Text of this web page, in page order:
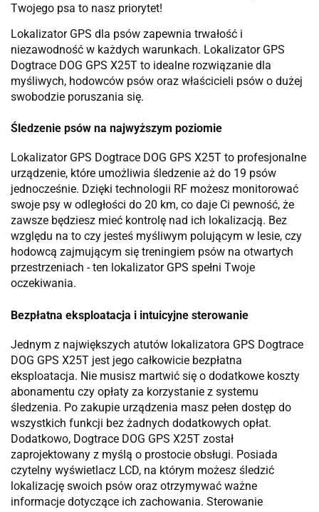
Twojego psa to nasz priorytet!
Lokalizator GPS dla psów zapewnia trwałość i
niezawodność w każdych warunkach. Lokalizator GPS
Dogtrace DOG GPS X25T to idealne rozwiązanie dla
myśliwych, hodowców psów oraz właścicieli psów o dużej
swobodzie poruszania się.
Śledzenie psów na najwyższym poziomie
Lokalizator GPS Dogtrace DOG GPS X25T to profesjonalne
urządzenie, które umożliwia śledzenie aż do 19 psów
jednocześnie. Dzięki technologii RF możesz monitorować
swoje psy w odległości do 20 km, co daje Ci pewność, że
zawsze będziesz mieć kontrolę nad ich lokalizacją. Bez
względu na to czy jesteś myśliwym polującym w lesie, czy
hodowcą zajmującym się treningiem psów na otwartych
przestrzeniach - ten lokalizator GPS spełni Twoje
oczekiwania.
Bezpłatna eksploatacja i intuicyjne sterowanie
Jednym z największych atutów lokalizatora GPS Dogtrace
DOG GPS X25T jest jego całkowicie bezpłatna
eksploatacja. Nie musisz martwić się o dodatkowe koszty
abonamentu czy opłaty za korzystanie z systemu
śledzenia. Po zakupie urządzenia masz pełen dostęp do
wszystkich funkcji bez żadnych dodatkowych opłat.
Dodatkowo, Dogtrace DOG GPS X25T został
zaprojektowany z myślą o prostocie obsługi. Posiada
czytelny wyświetlacz LCD, na którym możesz śledzić
lokalizację swoich psów oraz otrzymywać ważne
informacje dotyczące ich zachowania. Sterowanie